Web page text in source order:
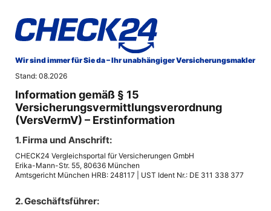
Wir sind immer für Sie da – Ihr unabhängiger Versicherungsmakler
Stand: 08.2026
Information gemäß § 15
Versicherungsvermittlungsverordnung
(VersVermV) – Erstinformation
1. Firma und Anschrift:
CHECK24 Vergleichsportal für Versicherungen GmbH
Erika-Mann-Str. 55, 80636 München
Amtsgericht München HRB: 248117 | UST Ident Nr.: DE 311 338 377
2. Geschäftsführer: